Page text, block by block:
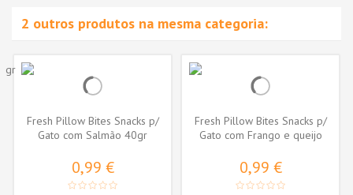
2 outros produtos na mesma categoria:
Fresh Pillow Bites Snacks p/
Gato com Salmão 40gr
0,99 €
Fresh Pillow Bites Snacks p/
Gato com Frango e queijo
0,99 €